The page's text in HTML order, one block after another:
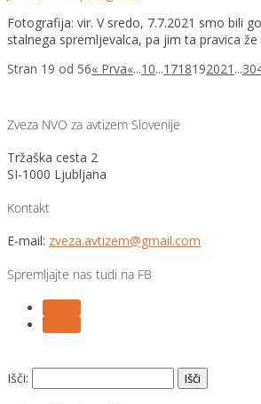
Fotografija: vir. V sredo, 7.7.2021 smo bili
stalnega spremljevalca, pa jim ta pravica že
Stran 19 od 56« Prva«...10...1718192021 ...30
Zveza NVO za avtizem Slovenije
Tržaška cesta 2
SI-1000 Ljubljana
Kontakt
E-mail: zveza.avtizem@gmail.com
Spremljajte nas tudi na FB
Išči: